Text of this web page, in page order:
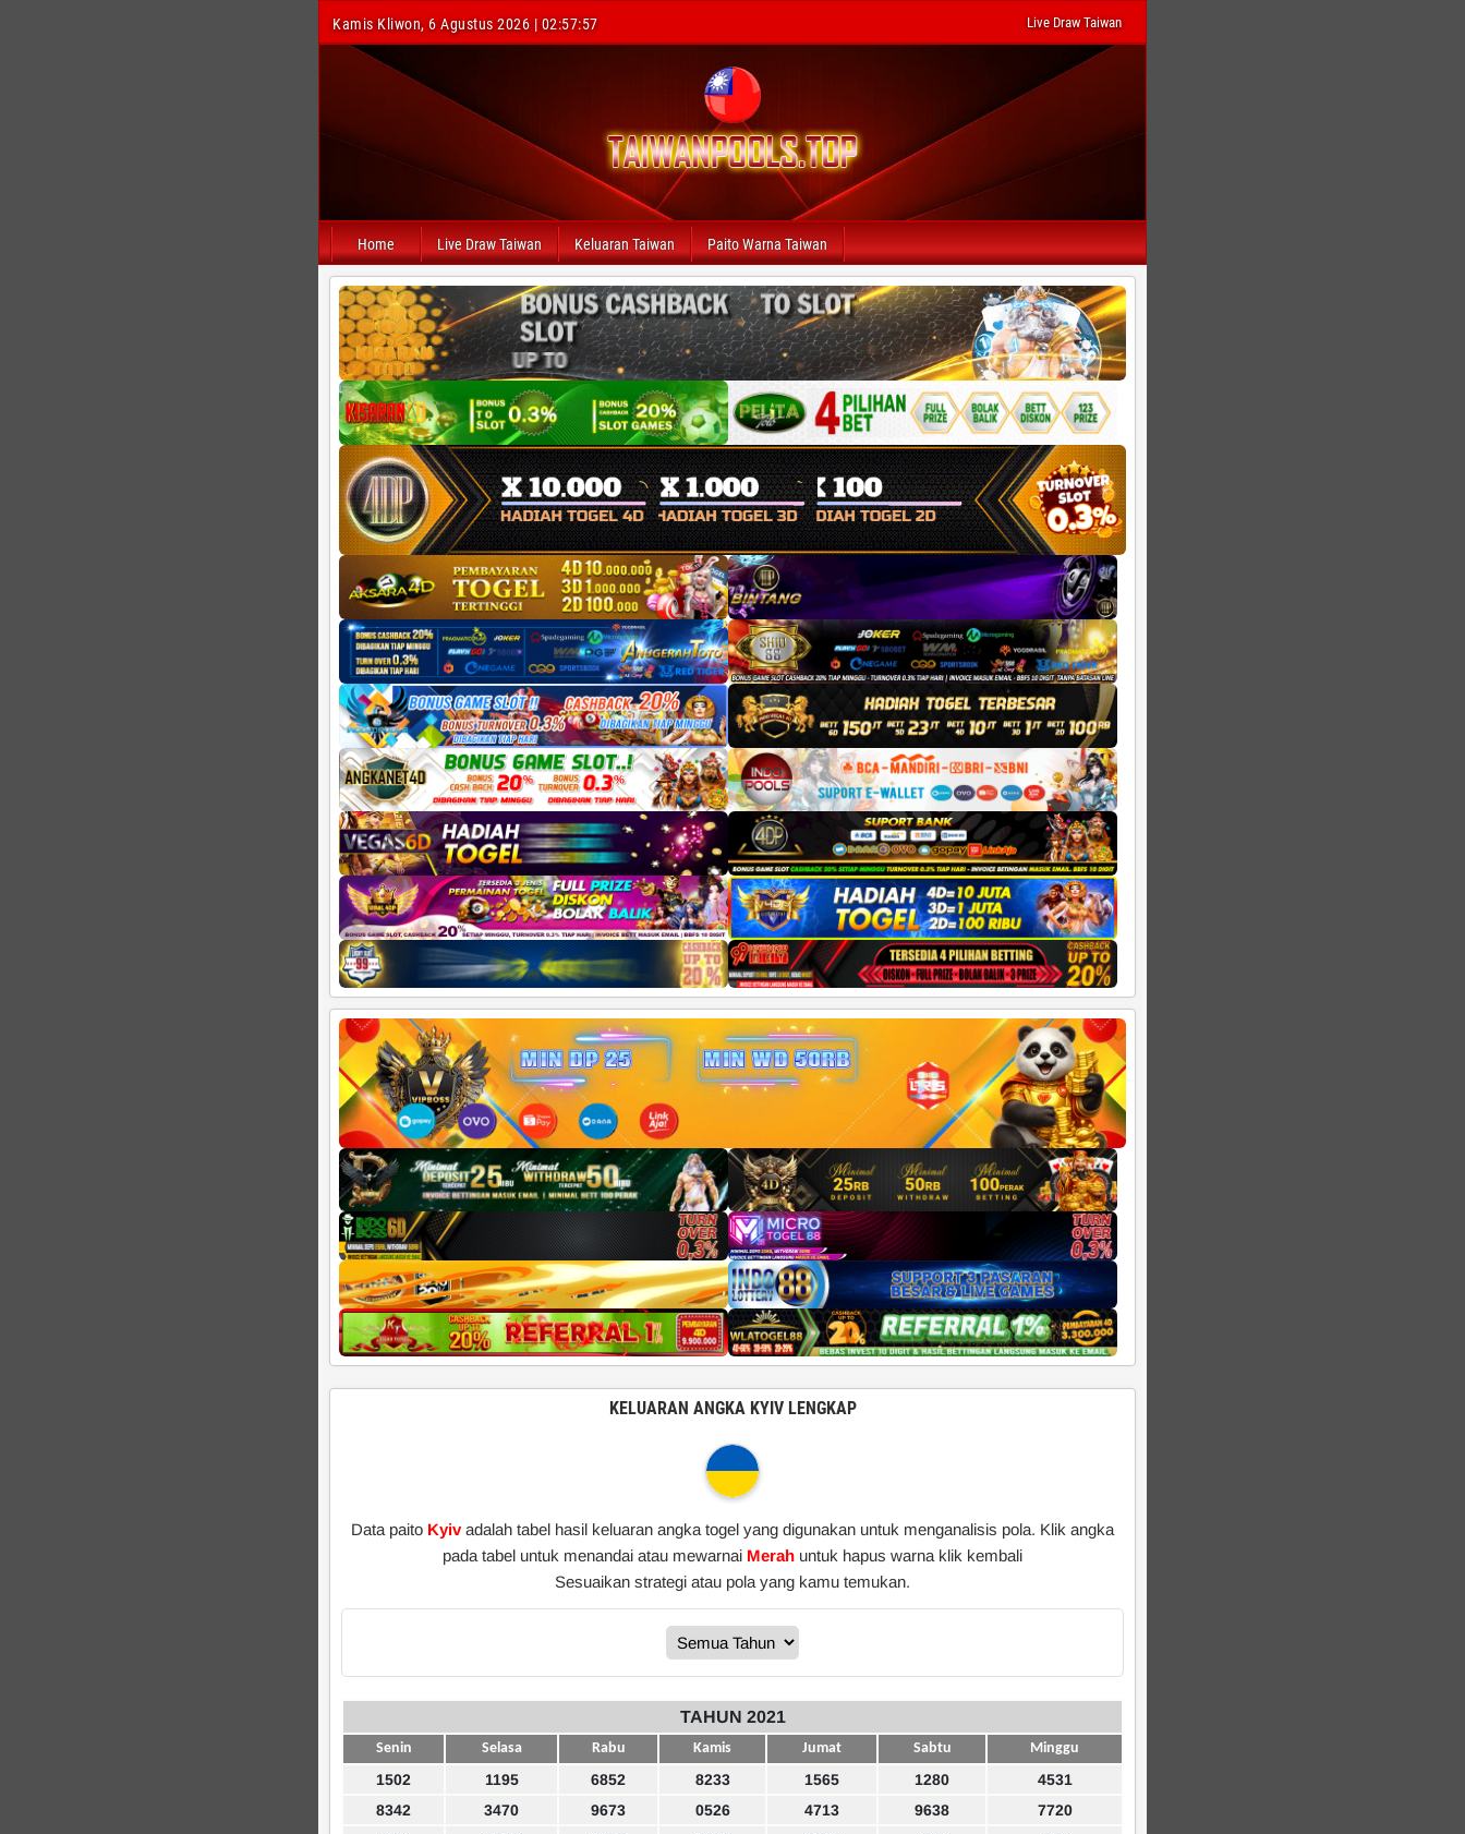
Kamis Kliwon, 6 Agustus 2026 | 02:57:59 Live Draw Taiwan
Home Live Draw Taiwan Keluaran Taiwan Paito Warna Taiwan
KELUARAN ANGKA KYIV LENGKAP
Data paito Kyivadalah tabel hasil keluaran angka togel yang digunakan untuk menganalisis pola. Klik angka
pada tabel untuk menandai atau mewarnai Merah untuk hapus warna klik kembali
Sesuaikan strategi atau pola yang kamu temukan.
TAHUN 2021
Senin Selasa Rabu Kamis Jumat Sabtu Minggu
1502 1195 6852 8233 1565 1280
4531
8342
3470 9673 0526 4713 9638
7720